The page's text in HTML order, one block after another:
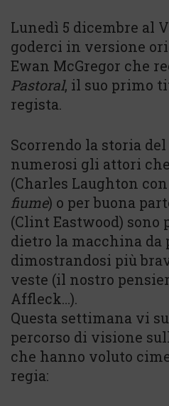
Lunedì 5 dicembre al
goderci in versione
Ewan McGregor che
Pastoral, il suo primo
regista.
Scorrendo la storia
numerosi gli attori
(Charles Laughton con
fiume) o per buona
(Clint Eastwood) sono
dietro la macchina da
dimostrandosi più
veste (il nostro
Affleck…).
Questa settimana vi
percorso di visione
che hanno voluto
regia: